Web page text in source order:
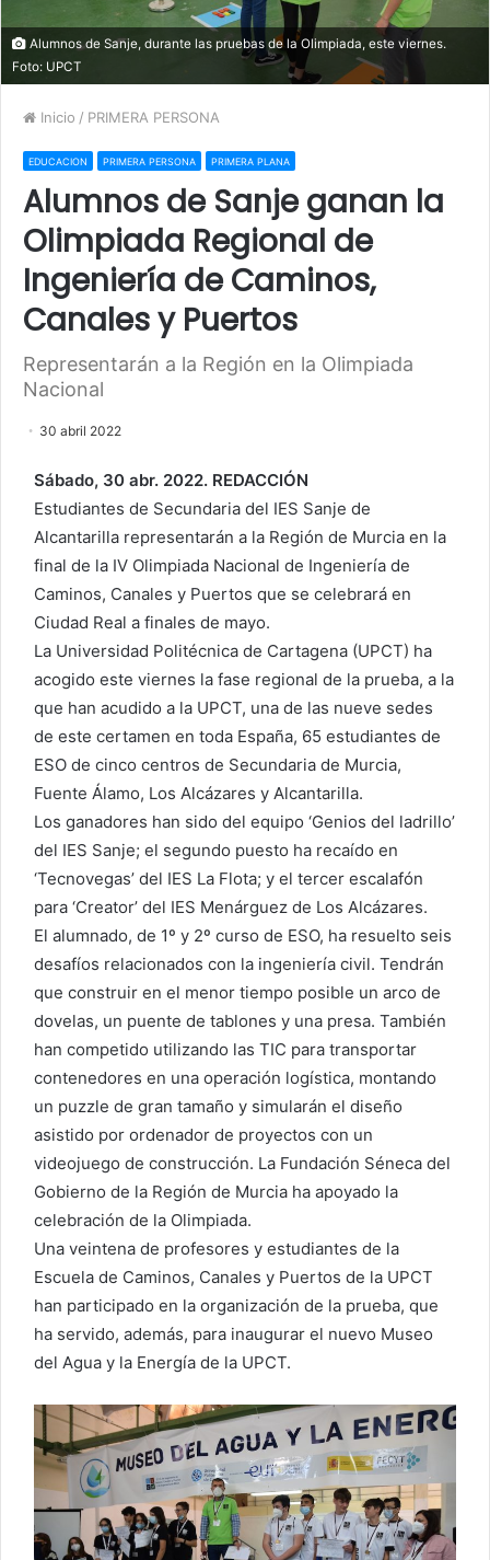
Alumnos de Sanje, durante las pruebas de la Olimpiada, este viernes.
Foto: UPCT
Inicio / PRIMERA PERSONA
EDUCACION PRIMERA PERSONA PRIMERA PLANA
Alumnos de Sanje ganan la
Olimpiada Regional de
Ingeniería de Caminos,
Canales y Puertos
Representarán a la Región en la Olimpiada
Nacional
30 abril 2022
Sábado, 30 abr. 2022. REDACCIÓN
Estudiantes de Secundaria del IES Sanje de
Alcantarilla representarán a la Región de Murcia en la
final de la IV Olimpiada Nacional de Ingeniería de
Caminos, Canales y Puertos que se celebrará en
Ciudad Real a finales de mayo.
La Universidad Politécnica de Cartagena (UPCT) ha
acogido este viernes la fase regional de la prueba, a la
que han acudido a la UPCT, una de las nueve sedes
de este certamen en toda España, 65 estudiantes de
ESO de cinco centros de Secundaria de Murcia,
Fuente Álamo, Los Alcázares y Alcantarilla.
Los ganadores han sido del equipo ‘Genios del ladrillo’
del IES Sanje; el segundo puesto ha recaído en
‘Tecnovegas’ del IES La Flota; y el tercer escalafón
para ‘Creator’ del IES Menárguez de Los Alcázares.
El alumnado, de 1º y 2º curso de ESO, ha resuelto seis
desafíos relacionados con la ingeniería civil. Tendrán
que construir en el menor tiempo posible un arco de
dovelas, un puente de tablones y una presa. También
han competido utilizando las TIC para transportar
contenedores en una operación logística, montando
un puzzle de gran tamaño y simularán el diseño
asistido por ordenador de proyectos con un
videojuego de construcción. La Fundación Séneca del
Gobierno de la Región de Murcia ha apoyado la
celebración de la Olimpiada.
Una veintena de profesores y estudiantes de la
Escuela de Caminos, Canales y Puertos de la UPCT
han participado en la organización de la prueba, que
ha servido, además, para inaugurar el nuevo Museo
del Agua y la Energía de la UPCT.